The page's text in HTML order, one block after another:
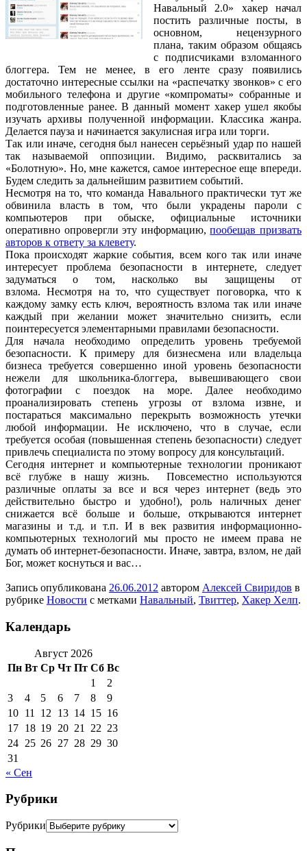
Навальный 2.0» хакер начал
постить различные посты, в
основном, нецензурного
плана, таким образом общаясь
с подписчиками взломанного
блоггера. Тем не менее, в его ленте сразу появились
достаточно интересные ссылки на «распечатку звонков» с его
мобильного телефона и другие «компроматы» собранные и
подготовленные ранее. В данный момент хакер ушел якобы
изучать архивы полученной информации. Классика жанра.
Делается пауза и начинается закулисная игра или торги.
Так или иначе, сегодня был нанесен серьёзный удар по нашей
так называемой оппозиции. Видимо, расквитались за
«Болотную». Но, мне кажется, самое интересное еще впереди.
Будем следить за дальнейшим развитием событий.
Несмотря на то, что команда Навального практически тут же
обвинила власть в том, что были украдены пароли с
компьютеров при обыске, официальные источники
оперативно опровергли эту информацию,пообещав призвать
авторов к ответу за клевету.
Пока происходят жаркие события, всем кого так или иначе
интересует проблема безопасности в интернете, следует
задуматься о том, насколько вы защищены от
взлома.Несмотря на то, что существует поговорка, что к
каждому замку есть ключ, вероятность взлома так или иначе
каждый при желании может значительно снизить, если
поинтересуется элементарными правилами безопасности.
Для начала необходимо определить уровень требуемой
безопасности. К примеру для бизнесмена или владельца
бизнеса требуется совершенно иной уровень безопасности
нежели для школьника-блоггера, вывешивающего свои
фотографии с поездок на море. Далее необходимо
проанализировать степень угрозы от взлома извне, и
постараться максимально перекрыть возможность утечки
любой информации. Не исключено, что в случае, если
требуется особая (повышенная степень безопасности) следует
привлечь специалиста по этому вопросу для консультаций.
Сегодня интернет и компьютерные технологии проникают
всё глубже в нашу жизнь. Повсеместно используются
различные оплаты за все и вся через интернет (ведь это
действительно быстро и удобно!), роль наличных денег
снижается всё больше и больше, открываются интернет
магазины и т.д. и т.п. И в век развития информационно-
компьютерных технологий мы просто не имеем права не
думать об интернет-безопасности. Иначе, завтра, взлом, не дай
Бог, может коснуться и вас…
Запись опубликована 26.06.2012 автором Алексей Свиридов в
рубрике Новости с метками Навальный, Твиттер, Хакер Хелп.
Календарь
Август 2026
Пн Вт Ср Чт Пт Сб Вс
1
2
3
4 5 6 7 8
9
10 11 12 13 14 15 16
17 18 19 20 21 22 23
24 25 26 27 28 29 30
31
« Сен
Рубрики
Рубрики